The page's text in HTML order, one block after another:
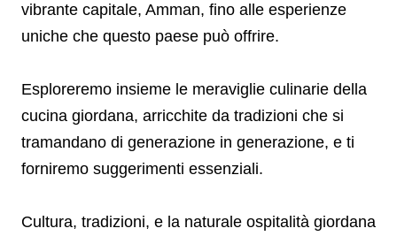
vibrante capitale, Amman, fino alle esperienze
uniche che questo paese può offrire.
Esploreremo insieme le meraviglie culinarie della
cucina giordana, arricchite da tradizioni che si
tramandano di generazione in generazione, e ti
forniremo suggerimenti essenziali.
Cultura, tradizioni, e la naturale ospitalità giordana